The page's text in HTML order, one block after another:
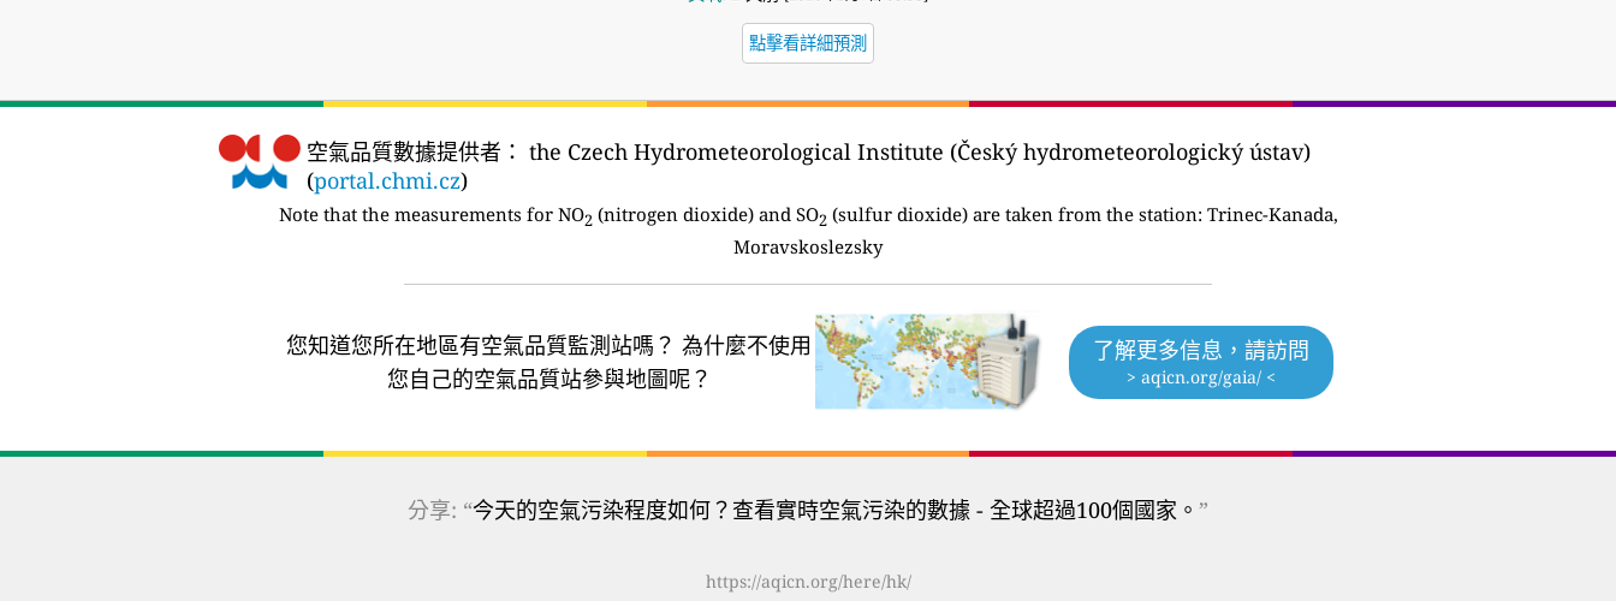
點擊看詳細預測
空氣品質數據提供者： the Czech Hydrometeorological Institute (Český hydrometeorologický ústav)
(portal.chmi.cz)
Note that the measurements for NO2 (nitrogen dioxide) and SO2 (sulfur dioxide) are taken from the station: Trinec-Kanada,
Moravskoslezsky
您知道您所在地區有空氣品質監測站嗎？ 為什麼不使用
您自己的空氣品質站參與地圖呢？
了解更多信息，請訪問
> aqicn.org/gaia/ <
分享: “今天的空氣污染程度如何？查看實時空氣污染的數據 - 全球超過100個國家。 ”
https://aqicn.org/here/hk/